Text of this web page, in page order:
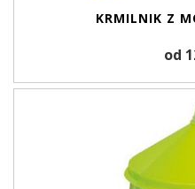
KRMILNIK Z
od